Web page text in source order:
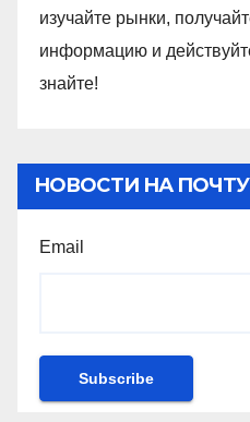
изучайте рынки,
информацию и
знайте!
НОВОСТИ НА ПОЧТУ
Email